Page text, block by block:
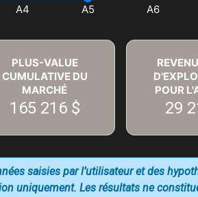
PLUS-VALUE
CUMULATIVE DU
MARCHÉ
165 216 $
POUR
29
saisies par l’utilisateur et des
uniquement. Les résultats ne